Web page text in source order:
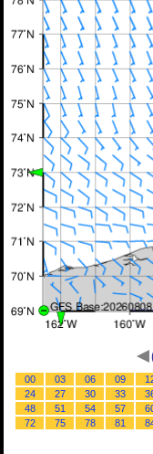
00 03 06 09
24
27 30 33
48
51 54 57
72
75 78 81